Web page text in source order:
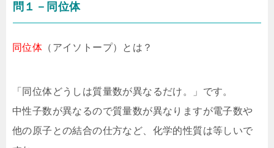
問１－同位体
同位体 （アイソトープ）とは？
「同位体どうしは質量数が異なるだけ。」です。
中性子数が異なるので質量数が異なりますが電子数や
他の原子との結合の仕方など、化学的性質は等しいで